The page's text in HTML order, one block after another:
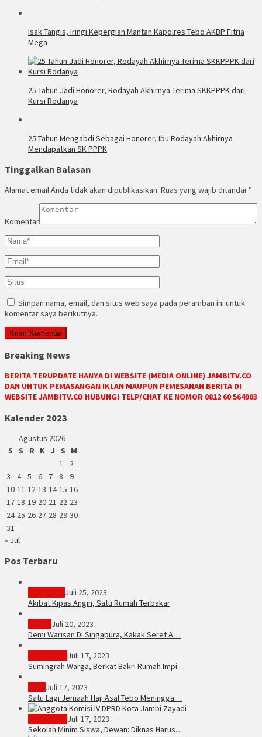
Isak Tangis, Iringi Kepergian Mantan Kapolres Tebo AKBP Fitria
Mega
25 Tahun Jadi Honorer, Rodayah Akhirnya Terima SKKPPPK dari
Kursi Rodanya
25 Tahun Mengabdi Sebagai Honorer, Ibu Rodayah Akhirnya
Mendapatkan SK PPPK
Tinggalkan Balasan
Alamat email Anda tidak akan dipublikasikan. Ruas yang wajib ditandai *
Komentar
Simpan nama, email, dan situs web saya pada peramban ini untuk
komentar saya berikutnya.
Breaking News
BERITA TERUPDATE HANYA DI WEBSITE (MEDIA ONLINE) JAMBITV.CO
DAN UNTUK PEMASANGAN IKLAN MAUPUN PEMESANAN BERITA DI
WEBSITE JAMBITV.CO HUBUNGI TELP/CHAT KE NOMOR 0812 60 564903
Kalender 2023
Agustus 2026
S
S R K J S
M
1
2
3
4 5 6 7 8
9
10 11 12 13 14 15 16
17 18 19 20 21 22 23
24 25 26 27 28 29 30
31
« Jul
Pos Terbaru
Juli 25, 2023
Akibat Kipas Angin, Satu Rumah Terbakar
Juli 20, 2023
Demi Warisan Di Singapura, Kakak Seret A…
Juli 17, 2023
Sumingrah Warga, Berkat Bakri Rumah Impi…
Juli 17, 2023
Satu Lagi Jemaah Haji Asal Tebo Meningga…
Juli 17, 2023
Sekolah Minim Siswa, Dewan: Diknas Harus…